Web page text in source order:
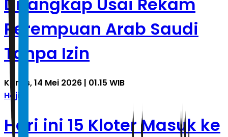
Perempuan Arab Saudi
Tanpa Izin
Kamis, 14 Mei 2026 | 01.15 WIB
Haji
Hari ini 15 Kloter Masuk ke